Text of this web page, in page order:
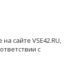
сайте VSE42.RU,
с